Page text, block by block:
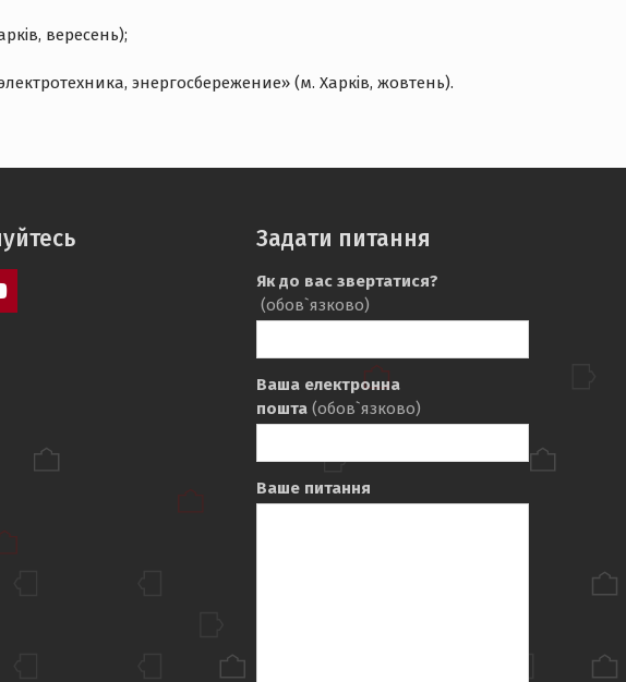
вересень);
энергосбережение» (м. Харків, жовтень).
Задати питання
Як до вас звертатися?
(обов`язково)
Ваша електронна
пошта (обов`язково)
Ваше питання